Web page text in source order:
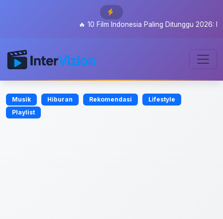
10 Film Indonesia Paling Ditunggu 2026: Dari
Musik Hiburan Rekomendasi
Lifestyle
Playlist